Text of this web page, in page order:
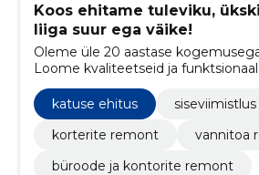
Koos ehitame tuleviku,
liiga suur ega väike!
Oleme üle 20 aastase
Loome kvaliteetseid ja
"võtmed kätte" meetodil
katuse ehitus
siseviimistlus
korterite remont
vannitoa
büroode ja kontorite remont